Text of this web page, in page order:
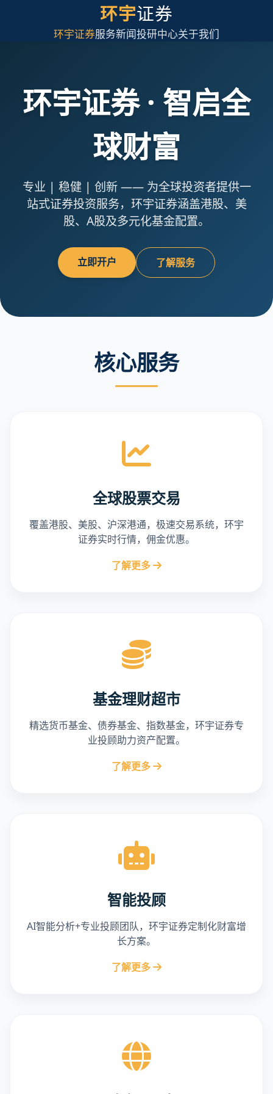
环宇证券
环宇证券服务新闻投研中心关于我们
环宇证券 · 智启全
球财富
专业 | 稳健 | 创新 —— 为全球投资者提供一
站式证券投资服务，环宇证券涵盖港股、美
股、A股及多元化基金配置。
立即开户 了解服务
核心服务
全球股票交易
覆盖港股、美股、沪深港通，极速交易系统，环宇
证券实时行情，佣金优惠。
了解更多
基金理财超市
精选货币基金、债券基金、指数基金，环宇证券专
业投顾助力资产配置。
了解更多
智能投顾
AI智能分析+专业投顾团队，环宇证券定制化财富增
长方案。
了解更多